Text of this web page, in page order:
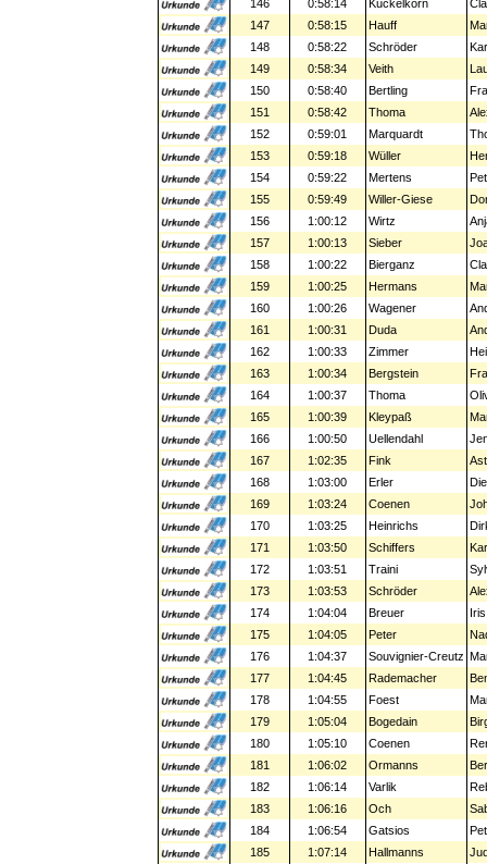
146 0:58:14 Kuckelkorn
147
0:58:15 Hauff
148
0:58:22 Schröder
149
0:58:34 Veith
150
0:58:40 Bertling
151
0:58:42 Thoma
152
0:59:01 Marquardt
153
0:59:18 Wüller
154
0:59:22 Mertens
155
0:59:49 Willer-Giese
156
1:00:12 Wirtz
157
1:00:13 Sieber
158
1:00:22 Bierganz
159
1:00:25 Hermans
160
1:00:26 Wagener
161
1:00:31 Duda
162
1:00:33 Zimmer
163
1:00:34 Bergstein
164
1:00:37 Thoma
165
1:00:39 Kleypaß
166
1:00:50 Uellendahl
167
1:02:35 Fink
168
1:03:00 Erler
169
1:03:24 Coenen
170
1:03:25 Heinrichs
171
1:03:50 Schiffers
172
1:03:51 Traini
173
1:03:53 Schröder
174
1:04:04 Breuer
Iris
175
1:04:05 Peter
176
1:04:37 Souvignier-Creutz
177
1:04:45 Rademacher
178
1:04:55 Foest
179
1:05:04 Bogedain
180
1:05:10 Coenen
181
1:06:02 Ormanns
182
1:06:14 Varlik
183
1:06:16 Och
184
1:06:54 Gatsios
185
1:07:14 Hallmanns